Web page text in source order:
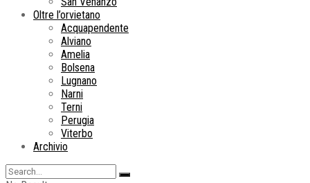
Oltre l’orvietano
Acquapendente
Alviano
Amelia
Bolsena
Lugnano
Narni
Terni
Perugia
Viterbo
Archivio